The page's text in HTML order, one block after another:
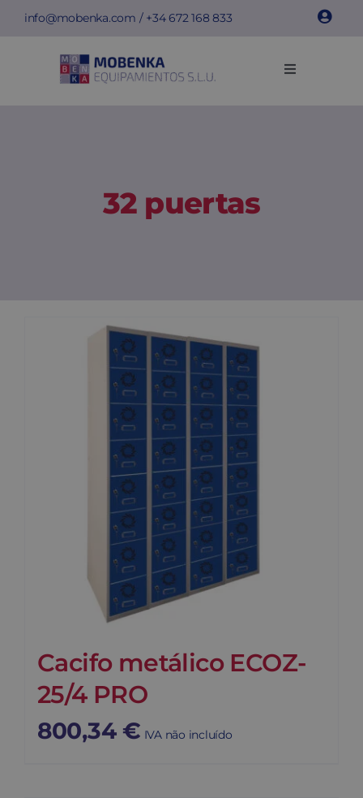
Skipinfo@mobenka.com / +34672 168 833
Toggle
32 puertas
Cacifo metálico ECOZ-
25/4 PRO
800,34 € IVA não incluído